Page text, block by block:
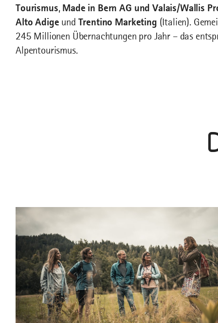
Tourismus, Made in Bern AG und Valais/Wallis
Alto Adige und Trentino Marketing (Italien).
245 Millionen Übernachtungen pro Jahr – das
Alpentourismus.